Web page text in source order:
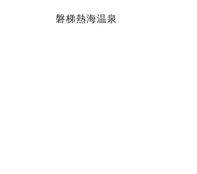
磐梯熱海温泉